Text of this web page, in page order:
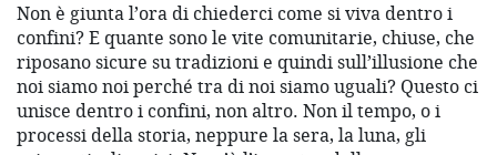
Non è giunta l’ora di chiederci come si viva dentro i
confini? E quante sono le vite comunitarie, chiuse, che
riposano sicure su tradizioni e quindi sull’illusione che
noi siamo noi perché tra di noi siamo uguali? Questo ci
unisce dentro i confini, non altro. Non il tempo, o i
processi della storia, neppure la sera, la luna, gli